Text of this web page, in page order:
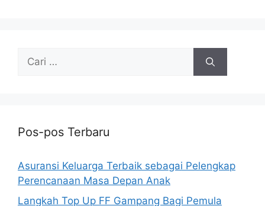
Cari
Pos-pos Terbaru
Asuransi Keluarga Terbaik sebagai Pelengkap
Perencanaan Masa Depan Anak
Langkah Top Up FF Gampang Bagi Pemula